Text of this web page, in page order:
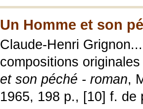
Un Homme et son
Claude-Henri
compositions
et son péché - roman,
1965, 198 p., [10] f. de